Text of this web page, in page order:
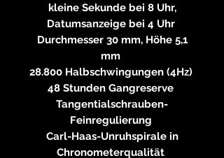
kleine Sekunde bei 8 Uhr,
Datumsanzeige bei 4 Uhr
Durchmesser 30 mm, Höhe 5,1
mm
28.800 Halbschwingungen (4Hz)
48 Stunden Gangreserve
Tangentialschrauben-
Feinregulierung
Carl-Haas-Unruhspirale in
Chronometerqualität